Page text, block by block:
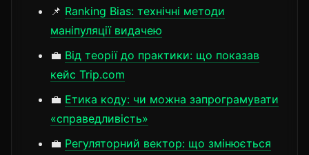
📌 Ranking Bias: технічні методи
маніпуляції видачею
💼 Від теорії до практики: що показав
кейс Trip.com
💼 Етика коду: чи можна запрограмувати
«справедливість»
💼 Регуляторний вектор: що змінюється